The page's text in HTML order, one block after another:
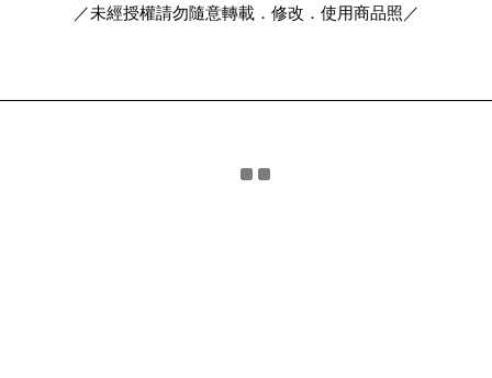
／未經授權請勿隨意轉載．修改．使用商品照／